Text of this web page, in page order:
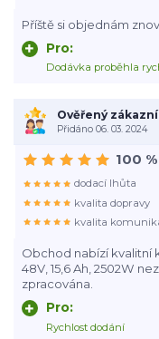
Příště si objednám
Pro:
Dodávka proběhla
Ověřený
Přidáno 06. 03. 2024
Obchod nabízí kvalitní
48V, 15,6 Ah, 2502W
zpracována.
Pro:
Rychlost dodání
100 %
dodací lhůta
kvalita dopravy
kvalita